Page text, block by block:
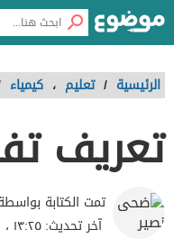
الرئيسية / تعليم ، كيمياء
تعريف
تمت الكتابة
آخر تحديث:١٣:٢٥ ، ٣١ يوليو ٢٠٢٣